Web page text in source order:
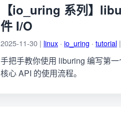
【io_uring 系列】
件 I/O
2025-11-30 | linux · io_uring · tutorial |
手把手教你使用 liburing 编写第
核心 API 的使用流程。